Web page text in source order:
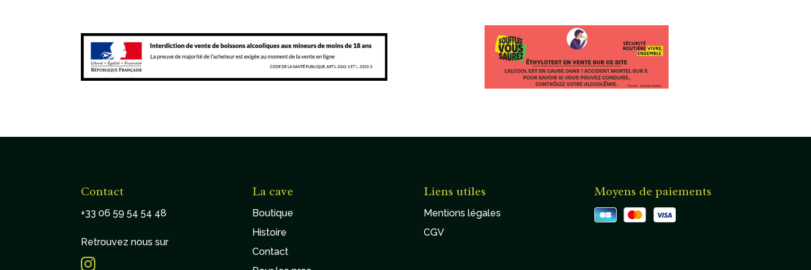
Contact
+33 06 59 54 54 48
Retrouvez nous sur
La cave
Boutique
Histoire
Contact
Liens utiles
Mentions légales
CGV
Moyens de paiements